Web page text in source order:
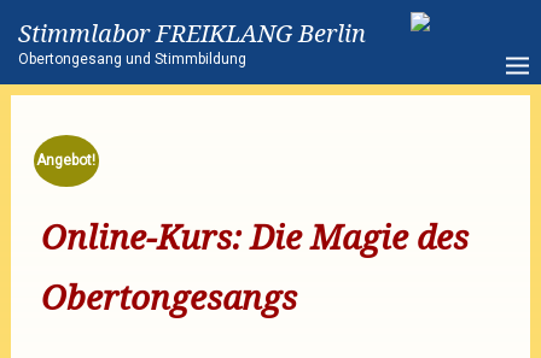
Stimmlabor FREIKLANG Berlin
Obertongesang und Stimmbildung
Angebot!
Online-Kurs: Die Magie des
Obertongesangs